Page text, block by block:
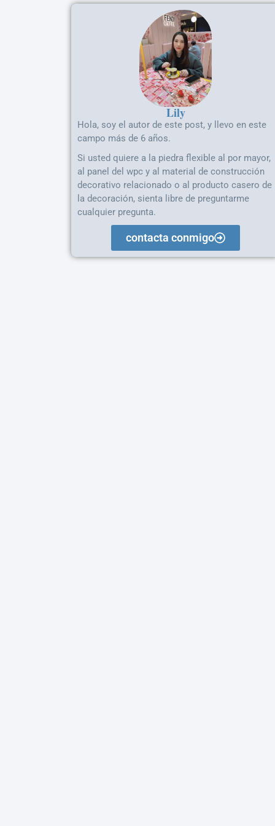
Lily
Hola, soy el autor de este post, y llevo en este
campo más de 6 años.
Si usted quiere a la piedra flexible al por mayor,
al panel del wpc y al material de construcción
decorativo relacionado o al producto casero de
la decoración, sienta libre de preguntarme
cualquier pregunta.
contacta conmigo